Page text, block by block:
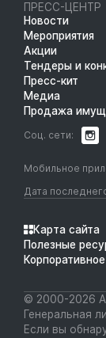
ПРЕСС-ЦЕНТР
Новости
Мероприятия
Акции
Тендеры и
Пресс-кит
Медиа
Продажа
Дата
Мобильное
Соц. сети:
Карта сайта
Полезные
© 2000-2026
Генеральная
Если вы